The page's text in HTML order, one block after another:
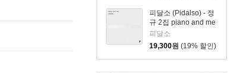
피달소 (Pidalso) - 정
규 2집 piano and me
피달소
19,300원 (19% 할인)